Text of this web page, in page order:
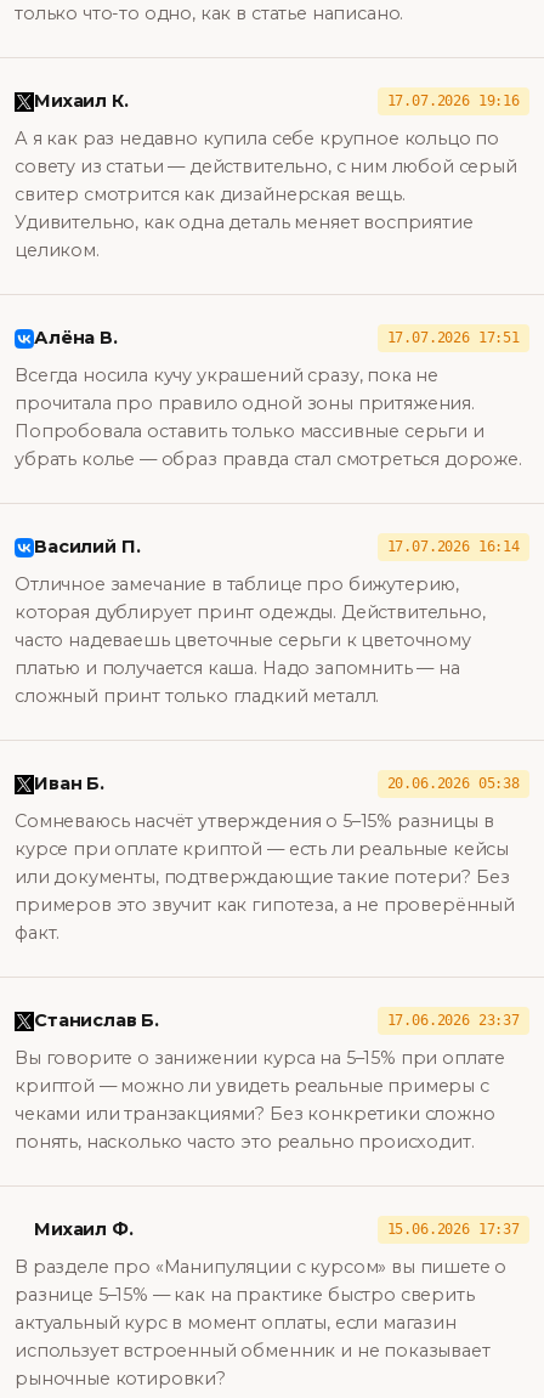
только что-то одно, как в статье написано.
Михаил К. 17.07.2026 19:16
А я как раз недавно купила себе крупное кольцо по
совету из статьи — действительно, с ним любой серый
свитер смотрится как дизайнерская вещь.
Удивительно, как одна деталь меняет восприятие
целиком.
Алёна В. 17.07.2026 17:51
Всегда носила кучу украшений сразу, пока не
прочитала про правило одной зоны притяжения.
Попробовала оставить только массивные серьги и
убрать колье — образ правда стал смотреться дороже.
Василий П. 17.07.2026 16:14
Отличное замечание в таблице про бижутерию,
которая дублирует принт одежды. Действительно,
часто надеваешь цветочные серьги к цветочному
платью и получается каша. Надо запомнить — на
сложный принт только гладкий металл.
Иван Б. 20.06.2026 05:38
Сомневаюсь насчёт утверждения о 5–15% разницы в
курсе при оплате криптой — есть ли реальные кейсы
или документы, подтверждающие такие потери? Без
примеров это звучит как гипотеза, а не проверённый
факт.
Станислав Б. 17.06.2026 23:37
Вы говорите о занижении курса на 5–15% при оплате
криптой — можно ли увидеть реальные примеры с
чеками или транзакциями? Без конкретики сложно
понять, насколько часто это реально происходит.
Михаил Ф. 15.06.2026 17:37
В разделе про «Манипуляции с курсом» вы пишете о
разнице 5–15% — как на практике быстро сверить
актуальный курс в момент оплаты, если магазин
использует встроенный обменник и не показывает
рыночные котировки?